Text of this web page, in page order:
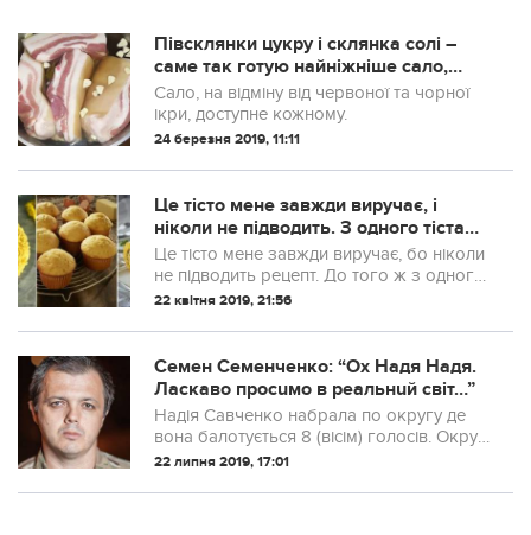
Півсклянки цукру і склянка солі –
саме так готую найніжніше сало,
їдять навіть діти
Сало, на відміну від червоної та чорної
ікри, доступне кожному.
24 березня 2019, 11:11
Це тісто мене завжди виручає, і
ніколи не підводить. З одного тіста
можна приготувати одразу три різні
десерти: рулети, кекси і тістечка
Це тісто мене завжди виручає, бо ніколи
не підводить рецепт. До того ж з одного
тіста можна приготувати одразу три різні
22 квітня 2019, 21:56
Семен Семенченко: “Ох Надя Надя.
Ласкаво просuмо в реальнuй світ…”
Надія Савченко набрала по округу де
вона балотується 8 (вісім) голосів. Округ
частково Бахмутськuй район, частково
22 липня 2019, 17:01